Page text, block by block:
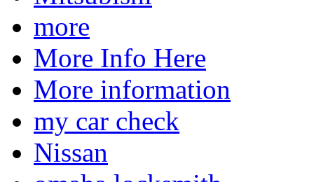
more
More Info Here
More information
my car check
Nissan